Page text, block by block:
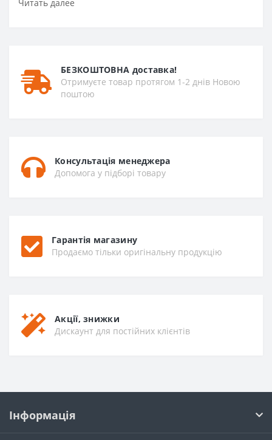
Читать далее
БЕЗКОШТОВНА доставка!
Отримуєте товар протягом 1-2 днів Новою
поштою
Консультація менеджера
Допомога у підборі товару
Гарантія магазину
Продаємо тільки оригінальну продукцію
Акції, знижки
Дискаунт для постійних клієнтів
Інформація